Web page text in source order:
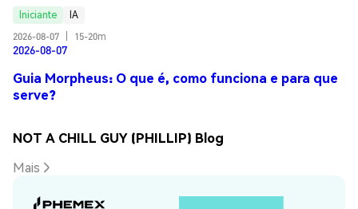
Iniciante
IA
2026-08-07
15-20m
2026-08-07
Guia Morpheus: O que é, como funciona e para que
serve?
NOT A CHILL GUY (PHILLIP) Blog
Mais